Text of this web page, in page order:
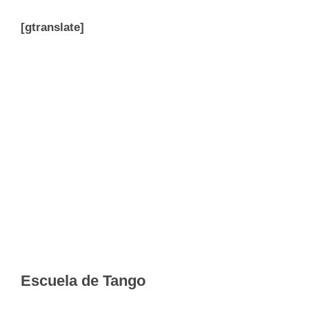
[gtranslate]
Escuela de Tango